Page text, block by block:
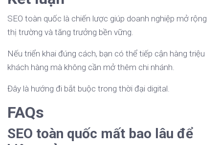
SEO toàn quốc là chiến lược giúp doanh nghiệp mở rộng
thị trường và tăng trưởng bền vững.
Nếu triển khai đúng cách, bạn có thể tiếp cận hàng triệu
khách hàng mà không cần mở thêm chi nhánh.
Đây là hướng đi bắt buộc trong thời đại digital.
FAQs
SEO toàn quốc mất bao lâu để